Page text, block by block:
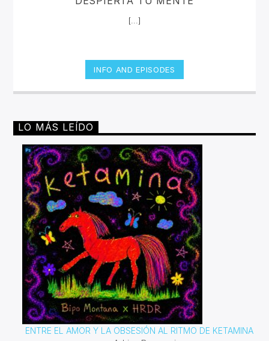
[...]
INFO AND EPISODES
LO MÁS LEÍDO
ENTRE EL AMOR Y LA OBSESIÓN AL RITMO DE KETAMINA